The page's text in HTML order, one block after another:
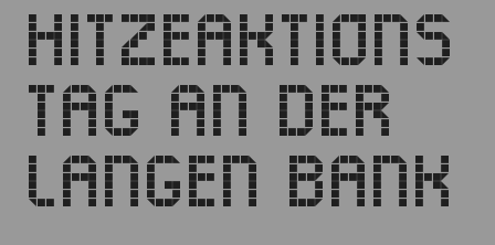
HITZEAKTIONS
TAG AN DER
LANGEN BANK